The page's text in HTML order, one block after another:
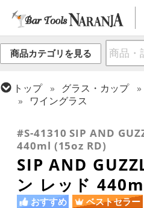
商品カテゴリを見る
トップ グラス・カップ
ワイングラス
SIP AND GUZZLE
#S-41310 SIP AND
440ml (15oz RD)
SIP AND
ン レッド
おすすめ ベストセラー